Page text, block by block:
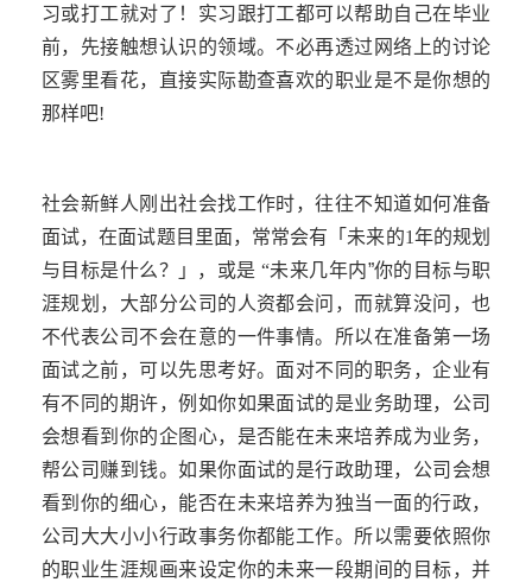
习或打工就对了！实习跟打工都可以帮助自己在毕业
前，先接触想认识的领域。不必再透过网络上的讨论
区雾里看花，直接实际勘查喜欢的职业是不是你想的
那样吧!
社会新鲜人刚出社会找工作时，往往不知道如何准备
面试，在面试题目里面，常常会有「未来的1年的规划
与目标是什么？」，或是 “未来几年内”你的目标与职
涯规划，大部分公司的人资都会问，而就算没问，也
不代表公司不会在意的一件事情。所以在准备第一场
面试之前，可以先思考好。面对不同的职务，企业有
有不同的期许，例如你如果面试的是业务助理，公司
会想看到你的企图心，是否能在未来培养成为业务，
帮公司赚到钱。如果你面试的是行政助理，公司会想
看到你的细心，能否在未来培养为独当一面的行政，
公司大大小小行政事务你都能工作。所以需要依照你
的职业生涯规画来设定你的未来一段期间的目标，并